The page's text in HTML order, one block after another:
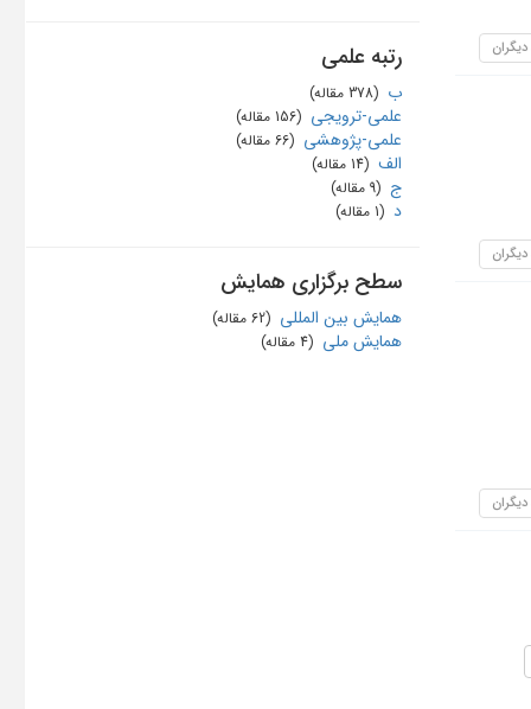
رتبه علمی
ب ‏ (378 مقاله)
علمی-ترویجی ‏ (156 مقاله)
علمی-پژوهشی ‏ (66 مقاله)
الف ‏ (14 مقاله)
ج ‏ (9 مقاله)
د ‏ (1 مقاله)
سطح برگزاری همایش
همایش بین المللی ‏ (62 مقاله)
همایش ملی ‏ (4 مقاله)